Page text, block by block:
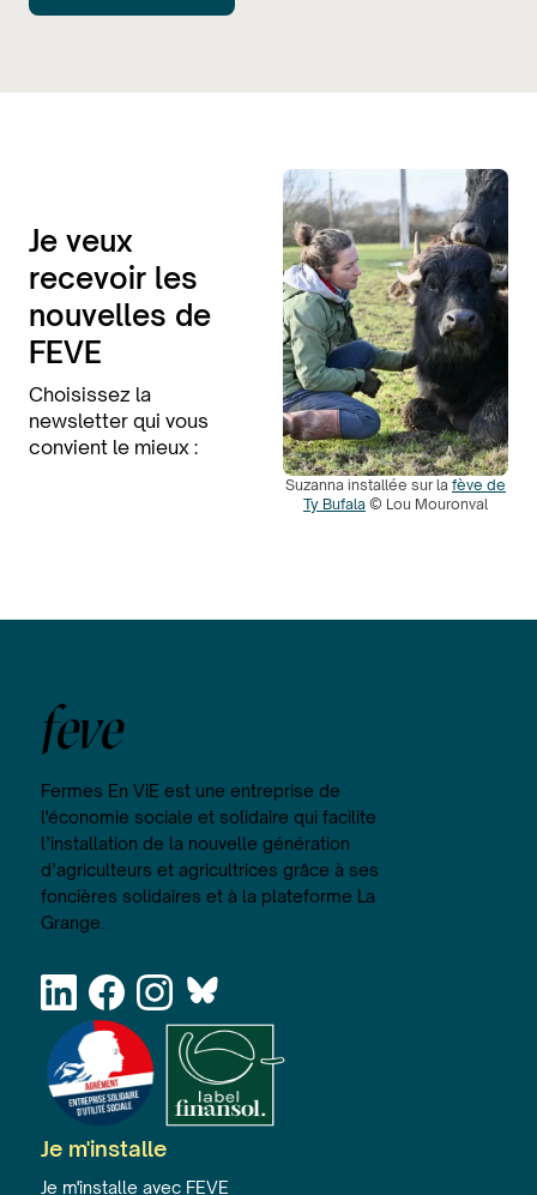
Je veux
recevoir les
nouvelles de
FEVE
Choisissez la
newsletter qui vous
convient le mieux :
Suzanna installée sur la fève de
Ty Bufala © Lou Mouronval
feve
Fermes En ViE est une entreprise de
l'économie sociale et solidaire qui facilite
l’installation de la nouvelle génération
d’agriculteurs et agricultrices grâce à ses
foncières solidaires et à la plateforme La
Grange.
Je m'installe
Je m'installe avec FEVE